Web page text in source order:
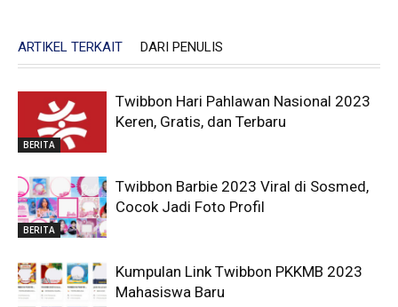
ARTIKEL TERKAIT DARI PENULIS
BERITA
Twibbon Hari Pahlawan Nasional 2023
Keren, Gratis, dan Terbaru
BERITA
Twibbon Barbie 2023 Viral di Sosmed,
Cocok Jadi Foto Profil
Kumpulan Link Twibbon PKKMB 2023
Mahasiswa Baru